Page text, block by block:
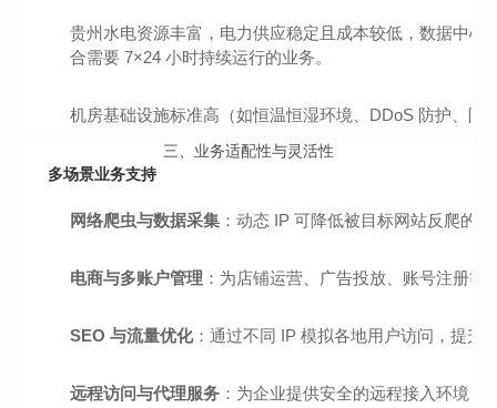
贵州水电资源丰富，电力供应稳定且成本较低，数据中
合需要 7×24 小时持续运行的业务。
机房基础设施标准高（如恒温恒湿环境、DDoS 防护、防
三、 业务适配性与灵活性
多场景业务支持
网络爬虫与数据采集 ：动态 IP 可降低被目标网站反爬的
电商与多账户管理 ：为店铺运营、广告投放、账号注册
SEO 与流量优化：通过不同 IP 模拟各地用户访问，提升
远程访问与代理服务 ：为企业提供安全的远程接入环境